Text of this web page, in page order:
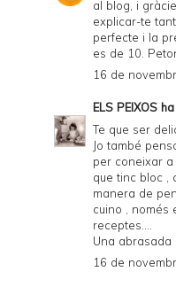
al blog, i
explicar-te
perfecte i la
es de 10.
16 de
ELS PEIXOS
Te que ser
Jo també
per coneixar a
que tinc bloc ,
manera de
cuino , només
receptes....
Una abrasada
16 de